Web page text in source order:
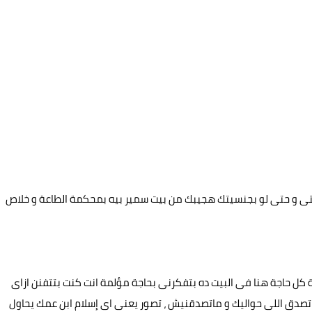
حتى لو بجنسيتك هجيبك من بيت سمير بيه بمحكمة الطاعة و خلاص
حاجة هنا فى البيت ده بتفكرنى بحاجة مؤلمة انت كنت بتتفنن ازاى
تصدق اللى حواليك و ماتصدقنيش ، تصور يعنى اى إسلام ابن عمك يحاول